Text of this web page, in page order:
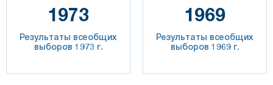
1973
Результаты всеобщих
выборов 1973 г.
1969
Результаты всеобщих
выборов 1969 г.